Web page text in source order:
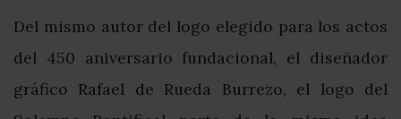
Del mismo autor del logo elegido para los actos
del 450 aniversario fundacional, el diseñador
gráfico Rafael de Rueda Burrezo, el logo del